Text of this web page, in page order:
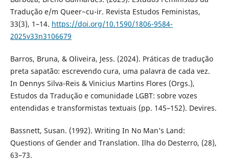
Tradução e/m Queer~cu-ir. Revista Estudos Feministas,
33(3), 1–14. https://doi.org/10.1590/1806-9584-
2025v33n3106679
Barros, Bruna, & Oliveira, Jess. (2024). Práticas de tradução
preta sapatão: escrevendo cura, uma palavra de cada vez.
In Dennys Silva-Reis & Vinicius Martins Flores (Orgs.),
Estudos da Tradução e comunidade LGBT: sobre vozes
entendidas e transformistas textuais (pp. 145–152). Devires.
Bassnett, Susan. (1992). Writing In No Man’s Land:
Questions of Gender and Translation. Ilha do Desterro, (28),
63–73.